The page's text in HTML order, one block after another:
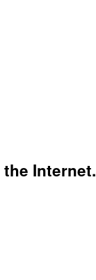
Internet.